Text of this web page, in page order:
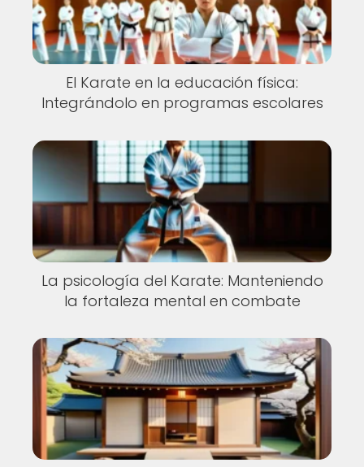
El Karate en la educación física:
Integrándolo en programas escolares
La psicología del Karate: Manteniendo
la fortaleza mental en combate